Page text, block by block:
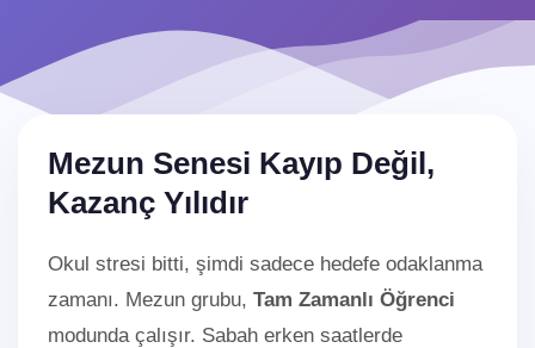
Mezun Senesi Kayıp Değil,
Kazanç Yılıdır
Okul stresi bitti, şimdi sadece hedefe odaklanma
zamanı. Mezun grubu, Tam Zamanlı Öğrenci
modunda çalışır. Sabah erken saatlerde